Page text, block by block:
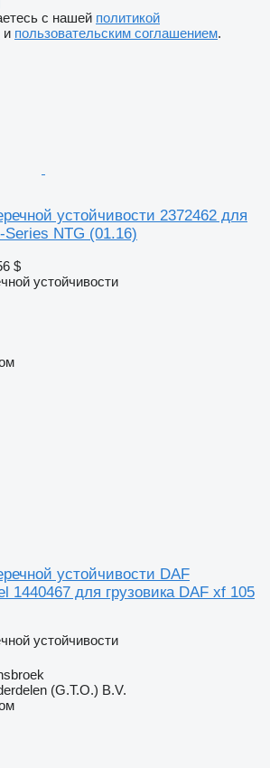
с нашей политикой
и пользовательским соглашением.
устойчивости 2372462 для
Series NTG (01.16)
$
устойчивости
устойчивости DAF
1440467 для грузовика DAF xf 105
устойчивости
(G.T.O.) B.V.